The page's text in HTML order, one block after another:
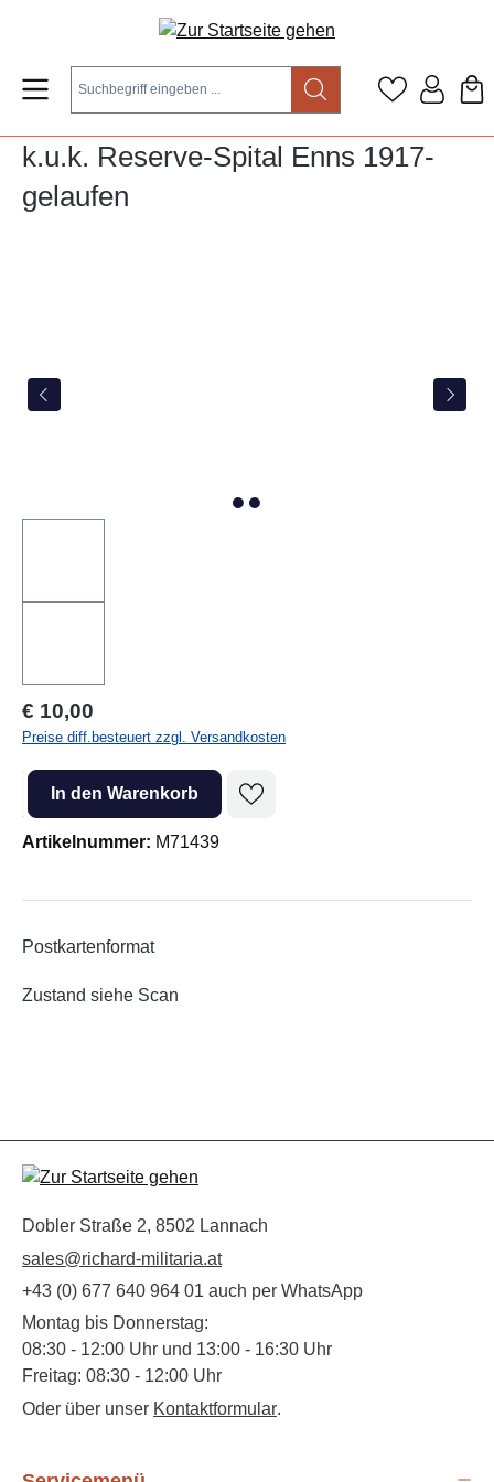
Zum Hauptinhalt springen
k.u.k. Reserve-Spital Enns 1917-
gelaufen
Regulärer Preis:
€ 10,00
Preise diff.besteuert zzgl. Versandkosten
Produkt Anzahl: Gib den gewünschten Wert ein oder benutze die
In den Warenkorb
Artikelnummer: M71439
Postkartenformat
Zustand siehe Scan
Dobler Straße 2, 8502 Lannach
sales@richard-militaria.at
+43 (0) 677 640 964 01 auch per WhatsApp
Montag bis Donnerstag:
08:30 - 12:00 Uhr und 13:00 - 16:30 Uhr
Freitag: 08:30 - 12:00 Uhr
Oder über unser Kontaktformular.